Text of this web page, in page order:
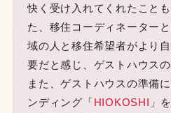
快く受け入れてくれたこと
た、移住コーディネーター
域の人と移住希望者がより
要だと感じ、ゲストハウス
また、ゲストハウスの準備
ンディング「 HIOKOSHI
」